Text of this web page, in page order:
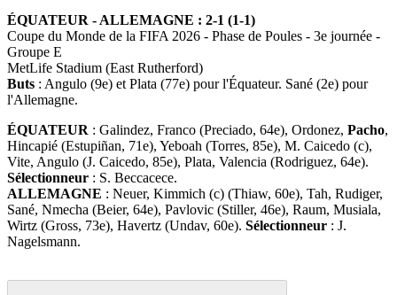
ÉQUATEUR - ALLEMAGNE : 2-1 (1-1)
Coupe du Monde de la FIFA 2026 - Phase de Poules - 3e journée -
Groupe E
MetLife Stadium (East Rutherford)
Buts : Angulo (9e) et Plata (77e) pour l'Équateur. Sané (2e) pour
l'Allemagne.
ÉQUATEUR : Galindez, Franco (Preciado, 64e), Ordonez, Pacho,
Hincapié (Estupiñan, 71e), Yeboah (Torres, 85e), M. Caicedo (c),
Vite, Angulo (J. Caicedo, 85e), Plata, Valencia (Rodriguez, 64e).
Sélectionneur : S. Beccacece.
ALLEMAGNE : Neuer, Kimmich (c) (Thiaw, 60e), Tah, Rudiger,
Sané, Nmecha (Beier, 64e), Pavlovic (Stiller, 46e), Raum, Musiala,
Wirtz (Gross, 73e), Havertz (Undav, 60e). Sélectionneur : J.
Nagelsmann.